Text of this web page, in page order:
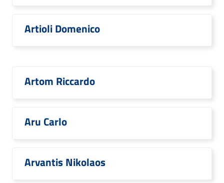
Artioli Domenico
Artom Riccardo
Aru Carlo
Arvantis Nikolaos